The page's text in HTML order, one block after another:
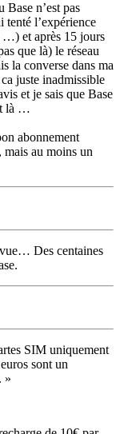
Base n’est pas
tenté l’expérience
…) et après 15 jours
que là) le réseau
la converse dans ma
juste inadmissible
et je sais que Base
là …
abonnement
mais au moins un
Des centaines
SIM uniquement
sont un
»